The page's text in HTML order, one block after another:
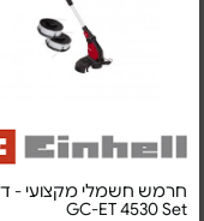
חרמש חשמלי מקצועי -
GC-ET 4530 Set